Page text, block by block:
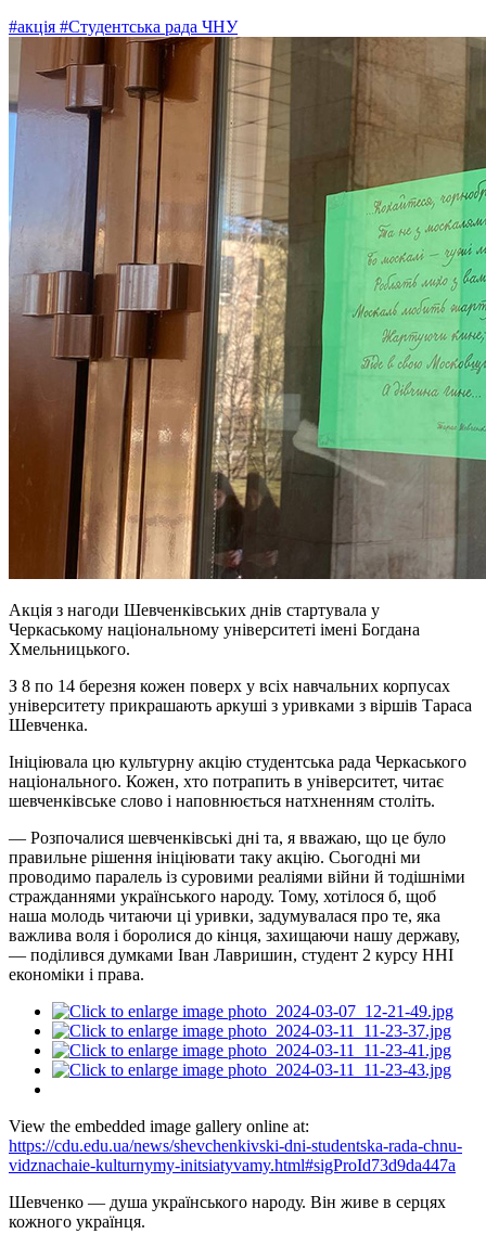
#акція #Студентська рада ЧНУ
Акція з нагоди Шевченківських днів стартувала у
Черкаському національному університеті імені Богдана
Хмельницького.
З 8 по 14 березня кожен поверх у всіх навчальних корпусах
університету прикрашають аркуші з уривками з віршів Тараса
Шевченка.
Ініціювала цю культурну акцію студентська рада Черкаського
національного. Кожен, хто потрапить в університет, читає
шевченківське слово і наповнюється натхненням століть.
— Розпочалися шевченківські дні та, я вважаю, що це було
правильне рішення ініціювати таку акцію. Сьогодні ми
проводимо паралель із суровими реаліями війни й тодішніми
стражданнями українського народу. Тому, хотілося б, щоб
наша молодь читаючи ці уривки, задумувалася про те, яка
важлива воля і боролися до кінця, захищаючи нашу державу,
— поділився думками Іван Лавришин, студент 2 курсу ННІ
економіки і права.
View the embedded image gallery online at:
https://cdu.edu.ua/news/shevchenkivski-dni-studentska-rada-chnu-
vidznachaie-kulturnymy-initsiatyvamy.html#sigProId73d9da447a
Шевченко — душа українського народу. Він живе в серцях
кожного українця.